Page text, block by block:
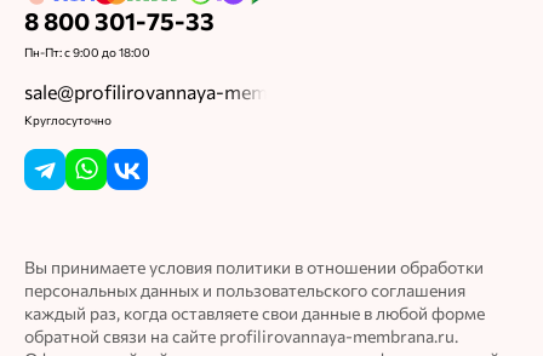
8 800 301-75-33
Пн-Пт: с 9:00 до 18:00
sale@profilirovannaya-membrana.ru
Круглосуточно
Вы принимаете условия политики в отношении обработки
персональных данных и пользовательского соглашения
каждый раз, когда оставляете свои данные в любой форме
обратной связи на сайте profilirovannaya-membrana.ru.